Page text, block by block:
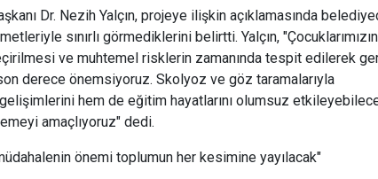
Dr. Nezih Yalçın, projeye ilişkin açıklamasında
sınırlı görmediklerini belirtti. Yalçın,
ve muhtemel risklerin zamanında tespit edilerek
derece önemsiyoruz. Skolyoz ve göz taramalarıyla
hem de eğitim hayatlarını olumsuz
amaçlıyoruz" dedi.
önemi toplumun her kesimine yayılacak"